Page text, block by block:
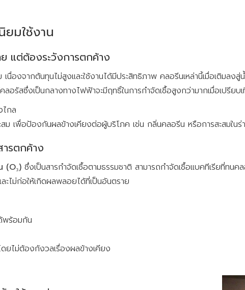
ยมใช้งาน
แต่ต้องระวังการตกค้าง
นื่องจากต้นทุนไม่สูงและใช้งานได้มีประสิทธิภาพ คลอรีนเหล่านี้เมื่อเติมลง
อรัสซึ่งเป็นกลางทางไฟฟ้าจะมีฤทธิ์ในการกำจัดเชื้อสูงกว่ามากเมื่อเปรียบ
ไกล
ม เพื่อป้องกันผลข้างเคียงต่อผู้บริโภค เช่น กลิ่นคลอรีน หรือการสะสมในร่
ารตกค้าง
(O₃) ซึ่งเป็นสารกำจัดเชื้อตามธรรมชาติ สามารถกำจัดเชื้อแบคทีเรียที่ทน
ะไม่ก่อให้เกิดผลพลอยได้ที่เป็นอันตราย
พร้อมกัน
ยไม่ต้องกังวลเรื่องผลข้างเคียง